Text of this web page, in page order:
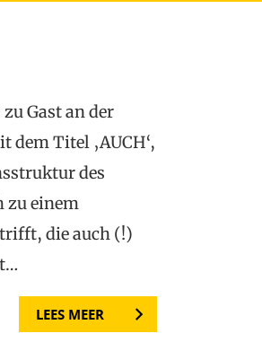
Gast an der
Titel ‚AUCH‘,
des
zu einem
die auch (!)
LEES MEER